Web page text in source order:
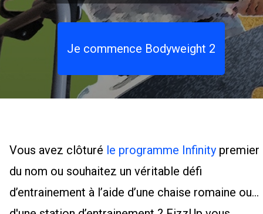
Je commence Bodyweight 2
Vous avez clôturé le programme Infinity premier
du nom ou souhaitez un véritable défi
d’entrainement à l’aide d’une chaise romaine ou